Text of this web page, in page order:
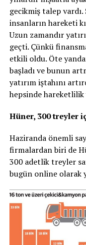
gecikmiş talep vardı.
insanların hareketi
Uzun zamandır
geçti. Çünkü
etkili oldu. Öte
başladı ve bunun
yatırım iştahını
hepsinde hareketlilik
Hüner, 300 treyler
Haziranda önemli
firmalardan biri de
300 adetlik treyler
bugün online olarak